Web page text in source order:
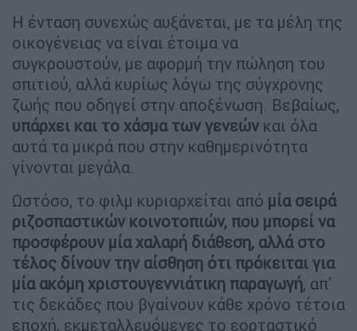
Η ένταση συνεχώς αυξάνεται, με τα μέλη της
οικογένειας να είναι έτοιμα να
συγκρουστούν, με αφορμή την πώληση του
σπιτιού, αλλά κυρίως λόγω της σύγχρονης
ζωής που οδηγεί στην αποξένωση. Βεβαίως,
υπάρχει και το χάσμα των γενεών και όλα
αυτά τα μικρά που στην καθημερινότητα
γίνονται μεγάλα.
Ωστόσο, το φιλμ κυριαρχείται από μία σειρά
ριζοσπαστικών κοινοτοπιών, που μπορεί να
προσφέρουν μία χαλαρή διάθεση, αλλά στο
τέλος δίνουν την αίσθηση ότι πρόκειται για
μία ακόμη χριστουγεννιάτικη παραγωγή, απ'
τις δεκάδες που βγαίνουν κάθε χρόνο τέτοια
εποχή, εκμεταλλευόμενες το εορταστικό